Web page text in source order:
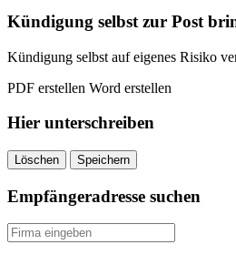
quantity
Kündigung selbst zur Post
Kündigung selbst auf eigenes Risiko
PDF erstellen Word erstellen
Hier unterschreiben
Löschen Speichern
Empfängeradresse suchen